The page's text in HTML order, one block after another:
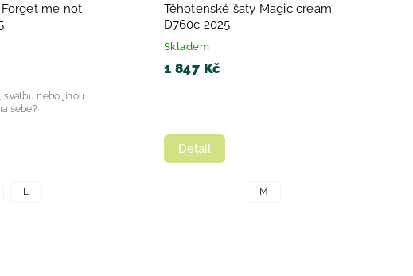
me not
svatbu nebo jinou
sebe?
L
Těhotenské šaty Magic cream
D760c 2025
Skladem
1 847 Kč
Detail
M